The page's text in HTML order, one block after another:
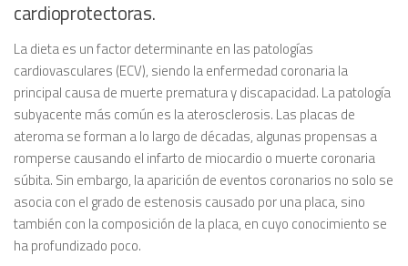
cardioprotectoras.
La dieta es un factor determinante en las patologías
cardiovasculares (ECV), siendo la enfermedad coronaria la
principal causa de muerte prematura y discapacidad. La patología
subyacente más común es la aterosclerosis. Las placas de
ateroma se forman a lo largo de décadas, algunas propensas a
romperse causando el infarto de miocardio o muerte coronaria
súbita. Sin embargo, la aparición de eventos coronarios no solo se
asocia con el grado de estenosis causado por una placa, sino
también con la composición de la placa, en cuyo conocimiento se
ha profundizado poco.